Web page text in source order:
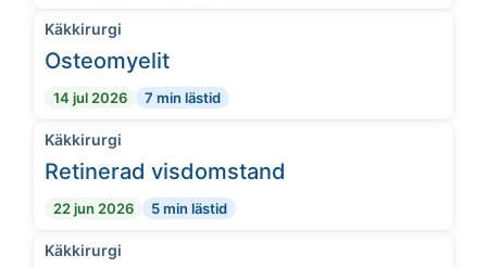
Käkkirurgi
Osteomyelit
14 jul 2026 7 min lästid
Käkkirurgi
Retinerad visdomstand
22 jun 2026 5 min lästid
Käkkirurgi